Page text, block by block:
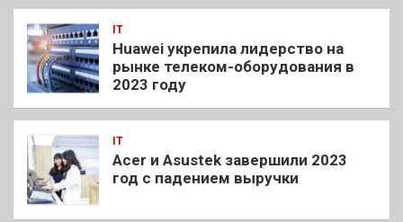
IT
Huawei укрепила лидерство на
рынке телеком-оборудования в
2023 году
IT
Acer и Asustek завершили 2023
год с падением выручки